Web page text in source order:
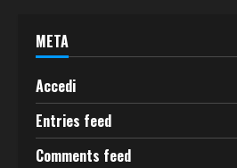
META
Accedi
Entries feed
Comments feed